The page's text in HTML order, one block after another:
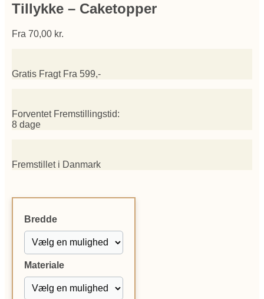
Tillykke – Caketopper
Fra 70,00 kr.
Gratis Fragt Fra 599,-
Forventet Fremstillingstid:
8 dage
Fremstillet i Danmark
Bredde
Materiale